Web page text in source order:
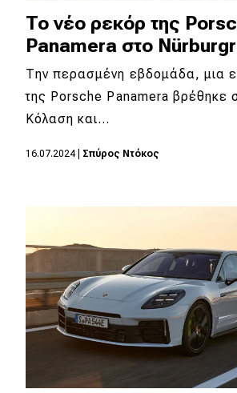
To νέο ρεκόρ της
Panamera στο
Την περασμένη εβδομάδα, μια
της Porsche Panamera βρέθηκε
Κόλαση και…
16.07.2024| Σπύρος Ντόκος